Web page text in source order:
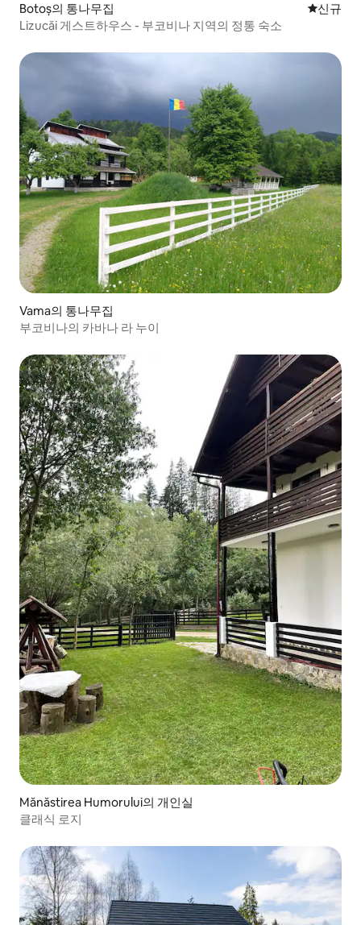
Botoș의 통나무집 신규 숙소
신규
Lizucăi 게스트하우스 - 부코비나 지역의 정통 숙소
Vama의 통나무집
부코비나의 카바나 라 누이
Mănăstirea Humorului의 개인실
클래식 로지